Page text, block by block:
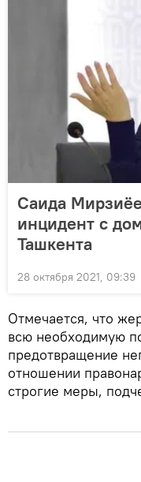
Саида
инцидент с
Ташкента
28 октября 2021, 09:39
Отмечается, что
всю необходимую
предотвращение
отношении
строгие меры,